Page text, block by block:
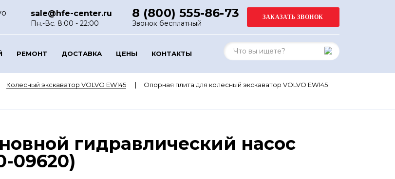
sale@hfe-center.ru
Пн.-Вс. 8:00 - 22:00
8 (800) 555-86-73
Звонок бесплатный
РЕМОНТ ДОСТАВКА ЦЕНЫ КОНТАКТЫ
Колесный экскаватор VOLVO EW145
Опорная плита для колесный экскаватор VOLVO EW145
гидравлический насос
09620)